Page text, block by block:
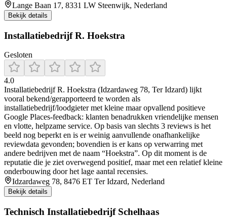
Lange Baan 17, 8331 LW Steenwijk, Nederland
Bekijk details
Installatiebedrijf R. Hoekstra
Gesloten
4.0
Installatiebedrijf R. Hoekstra (Idzardaweg 78, Ter Idzard) lijkt
vooral bekend/gerapporteerd te worden als
installatiebedrijf/loodgieter met kleine maar opvallend positieve
Google Places-feedback: klanten benadrukken vriendelijke mensen
en vlotte, helpzame service. Op basis van slechts 3 reviews is het
beeld nog beperkt en is er weinig aanvullende onafhankelijke
reviewdata gevonden; bovendien is er kans op verwarring met
andere bedrijven met de naam “Hoekstra”. Op dit moment is de
reputatie die je ziet overwegend positief, maar met een relatief kleine
onderbouwing door het lage aantal recensies.
Idzardaweg 78, 8476 ET Ter Idzard, Nederland
Bekijk details
Technisch Installatiebedrijf Schelhaas